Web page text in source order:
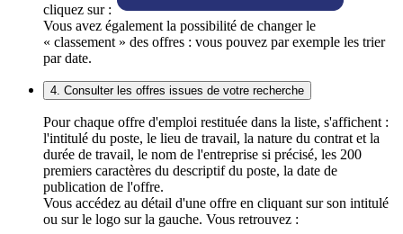
cliquez sur :
Vous avez également la possibilité de changer le
« classement » des offres : vous pouvez par exemple les trier
par date.
4. Consulter les offres issues de votre recherche
Pour chaque offre d'emploi restituée dans la liste, s'affichent :
l'intitulé du poste, le lieu de travail, la nature du contrat et la
durée de travail, le nom de l'entreprise si précisé, les 200
premiers caractères du descriptif du poste, la date de
publication de l'offre.
Vous accédez au détail d'une offre en cliquant sur son intitulé
ou sur le logo sur la gauche. Vous retrouvez :